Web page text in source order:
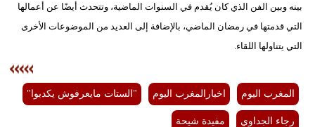
وتكنولوجيا
أبراج
بينه وبين الفن الذي كان يُقدم في السنوات الماضية، وتتحدث أيضًا عن أعمالها
التي قدمتها في رمضان الماضي، بالإضافة إلى العديد من الموضوعات الأخرى
التي يتناولها اللقاء.
المغرب اليوم اخبارالمغرب اليوم "الستات مايعرفوش يكدبوا"
رجاء الجداوي مفيدة شيحة